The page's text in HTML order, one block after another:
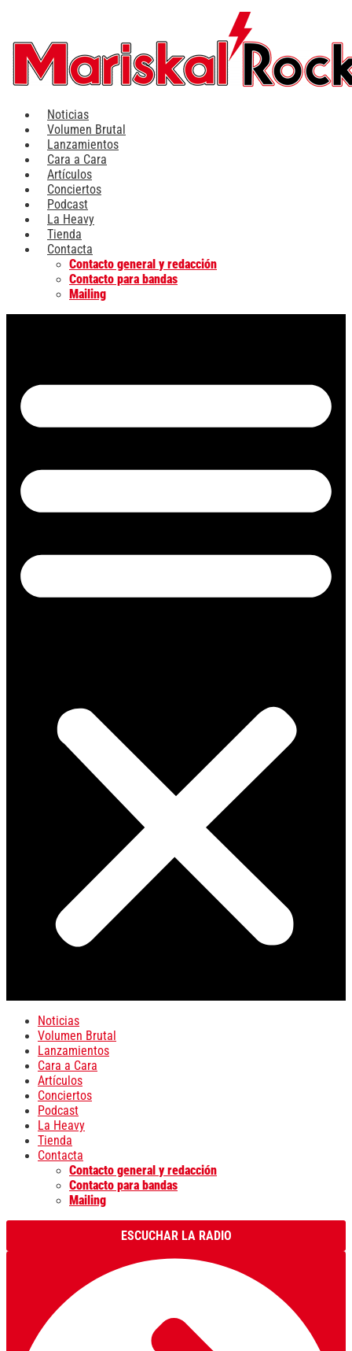
contenido
Noticias
Volumen Brutal
Lanzamientos
Cara a Cara
Artículos
Conciertos
Podcast
La Heavy
Tienda
Contacta
Contacto general y redacción
Contacto para bandas
Mailing
Noticias
Volumen Brutal
Lanzamientos
Cara a Cara
Artículos
Conciertos
Podcast
La Heavy
Tienda
Contacta
Contacto general y redacción
Contacto para bandas
Mailing
ESCUCHAR LA RADIO